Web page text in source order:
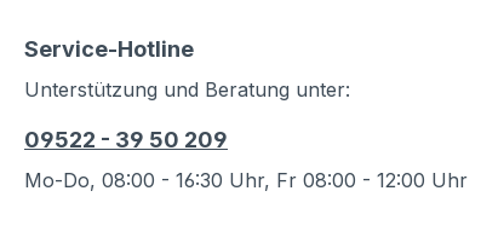
Service-Hotline
Unterstützung und Beratung unter:
09522 - 39 50 209
Mo-Do, 08:00 - 16:30 Uhr, Fr 08:00 - 12:00 Uhr